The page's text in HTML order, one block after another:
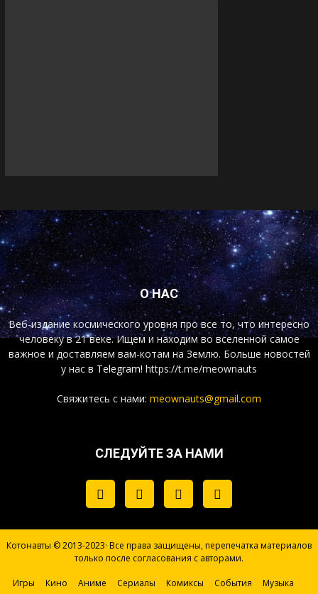
О НАС
Веб-издание космического уровня про все то, что интересно
человеку в 21 веке. Ищем и находим во вселенной самое
важное и доставляем вам-котам на Землю. Больше новостей
у нас в Telegram! https://t.me/meownauts
Свяжитесь с нами: meownauts@gmail.com
СЛЕДУЙТЕ ЗА НАМИ
Котонавты © 2013-2023· Все права защищены, перепечатка материалов
только после согласования с авторами.
Игры Кино Аниме Сериалы Комиксы События
Музыка